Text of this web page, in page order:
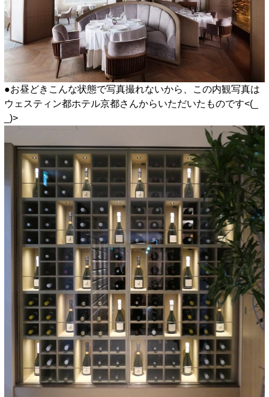
●お昼どきこんな状態で写真撮れないから、この内観写真は
ウェスティン都ホテル京都さんからいただいたものです<(_
_)>